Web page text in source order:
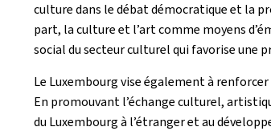
culture dans le débat démocratique et la
part, la culture et l’art comme moyens
social du secteur culturel qui favorise une
Le Luxembourg vise également à
En promouvant l’échange culturel,
du Luxembourg à l’étranger et au